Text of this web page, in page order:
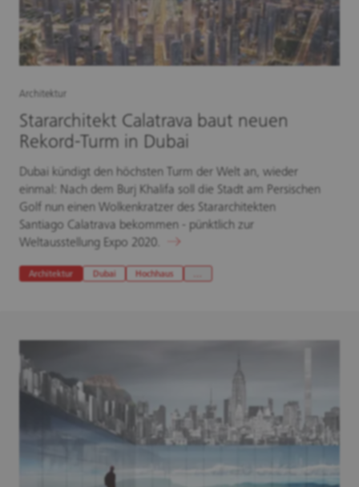
Architektur
Stararchitekt Calatrava baut neuen
Rekord-Turm in Dubai
Dubai kündigt den höchsten Turm der Welt an, wieder
einmal: Nach dem Burj Khalifa soll die Stadt am Persischen
Golf nun einen Wolkenkratzer des Stararchitekten
Santiago Calatrava bekommen - pünktlich zur
Weltausstellung Expo 2020.
Architektur Dubai Hochhaus